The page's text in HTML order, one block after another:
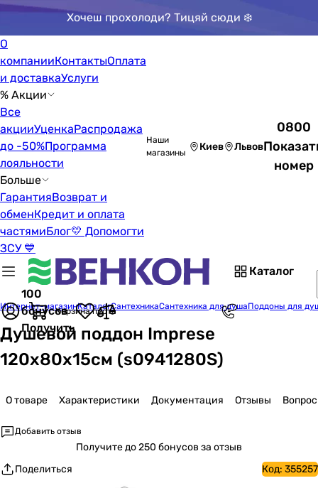
Хочеш прохолоди? Тицяй сюди ❄️
О
компанииКонтактыОплата
и доставкаУслуги
% Акции
Все
акцииУценкаРаспродажа
до -50%Программа
лояльности
Больше
ГарантияВозврат и
обменКредит и оплата
частямиБлог💛 Допомогти
ЗСУ 💙
Наши
магазины
Киев Львов
0800
номер
Каталог
100
бонусов
Получить
Корзина пуста
Интернет-магазинКаталогСантехникаСантехника для душаПоддоны для
Душевой поддон Imprese
120x80x15см (s0941280S)
О товаре Характеристики Документация Отзывы
Добавить отзыв
Получитедо 250 бонусов за отзыв
Поделиться
Код: 355257